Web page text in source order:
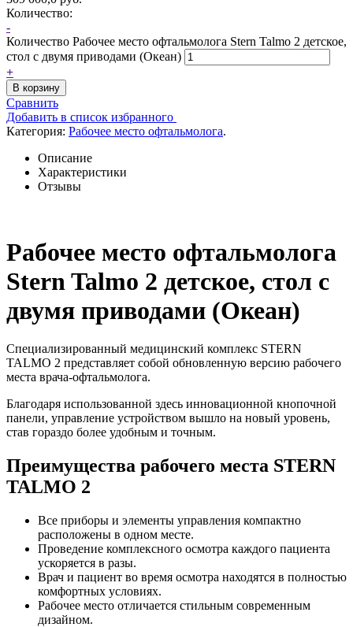
Количество:
-
Количество Рабочее место офтальмолога Stern Talmo 2 детское,
стол с двумя приводами (Океан)
+
В корзину
Сравнить
Добавить в список избранного
Категория: Рабочее место офтальмолога.
Описание
Характеристики
Отзывы
Рабочее место офтальмолога
Stern Talmo 2 детское, стол с
двумя приводами (Океан)
Специализированный медицинский комплекс STERN
TALMO 2 представляет собой обновленную версию рабочего
места врача-офтальмолога.
Благодаря использованной здесь инновационной кнопочной
панели, управление устройством вышло на новый уровень,
став гораздо более удобным и точным.
Преимущества рабочего места STERN
TALMO 2
Все приборы и элементы управления компактно
расположены в одном месте.
Проведение комплексного осмотра каждого пациента
ускоряется в разы.
Врач и пациент во время осмотра находятся в полностью
комфортных условиях.
Рабочее место отличается стильным современным
дизайном.